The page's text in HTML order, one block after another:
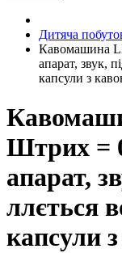
Дитяча
Кавомашина
апарат, звук,
капсули з
Штрих =
апарат,
ллється
капсули